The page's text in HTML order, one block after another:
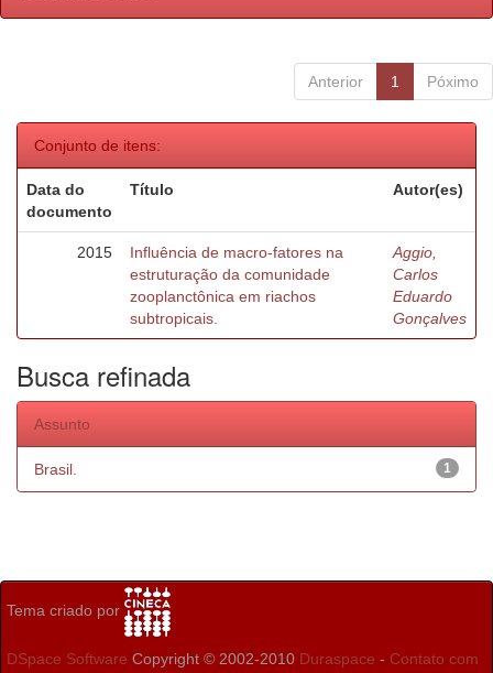
Anterior 1 Póximo
Conjunto de itens:
Data do
documento
Título Autor(es)
2015
Influência de macro-fatores na
estruturação da comunidade
zooplanctônica em riachos
subtropicais.
Aggio,
Carlos
Eduardo
Gonçalves
Busca refinada
Assunto
1
Brasil.
Tema criado por
DSpace Software Copyright © 2002-2010 Duraspace - Contato com